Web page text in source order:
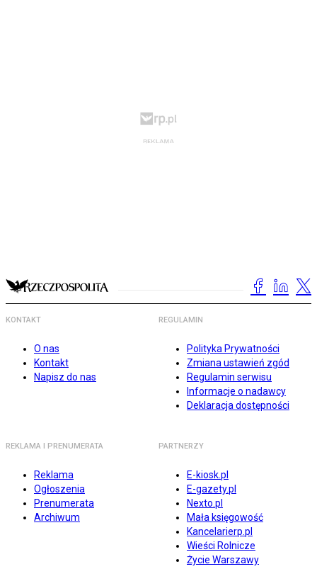
KONTAKT
O nas
Kontakt
Napisz do nas
REGULAMIN
Polityka Prywatności
Zmiana ustawień zgód
Regulamin serwisu
Informacje o nadawcy
Deklaracja dostępności
REKLAMA I PRENUMERATA
Reklama
Ogłoszenia
Prenumerata
Archiwum
PARTNERZY
E-kiosk.pl
E-gazety.pl
Nexto.pl
Mała księgowość
Kancelarierp.pl
Wieści Rolnicze
Życie Warszawy